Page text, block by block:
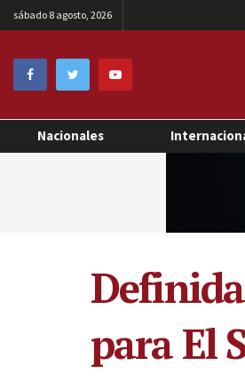
sábado 8 agosto, 2026
Nacionales
para El